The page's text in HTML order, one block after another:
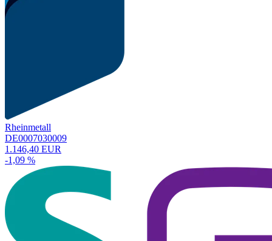
Rheinmetall
DE0007030009
1.146,40 EUR
-1,09 %